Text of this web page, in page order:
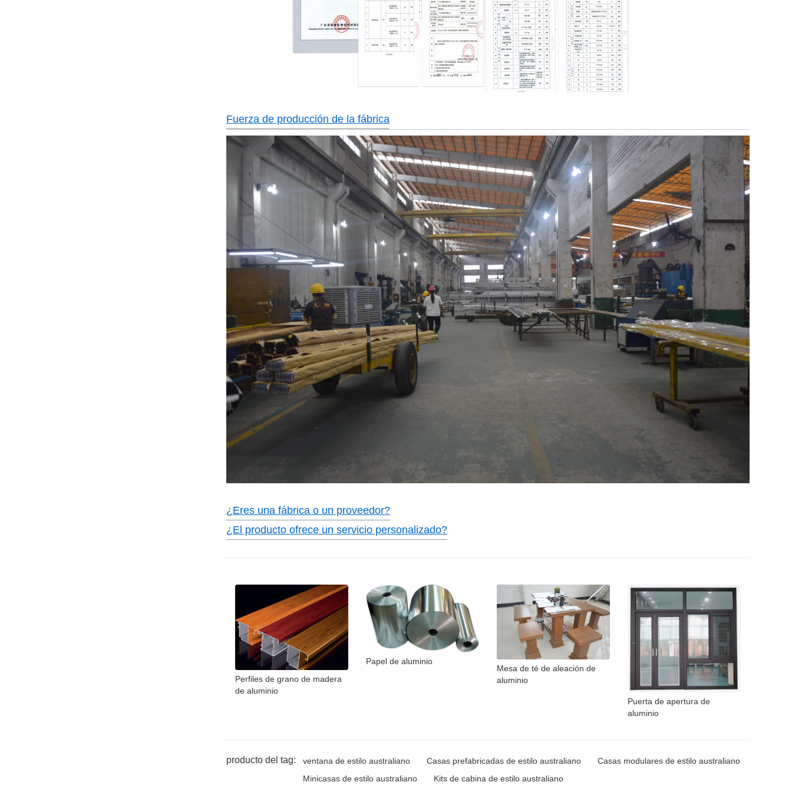
Fuerza de producción de la fábrica
¿Eres una fábrica o un proveedor?
¿El producto ofrece un servicio personalizado?
Perfiles de grano de madera
de aluminio
Papel de aluminio
Mesa de té de aleación de
aluminio
Puerta de apertura de
aluminio
producto del tag: ventana de estilo australiano Casas prefabricadas de estilo australiano
Casas modulares de estilo australiano
Minicasas de estilo australiano
Kits de cabina de estilo australiano